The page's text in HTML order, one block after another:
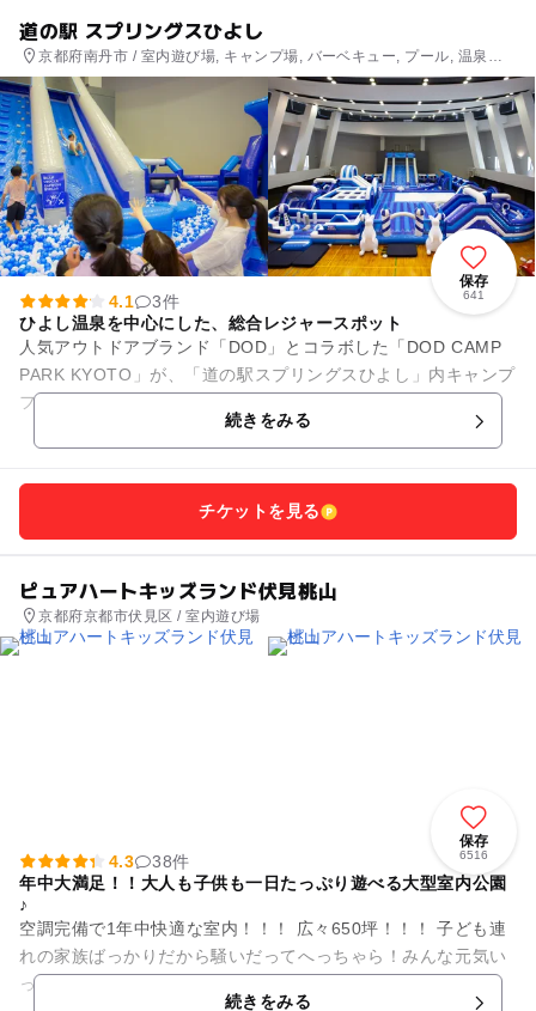
道の駅 スプリングスひよし
京都府南丹市 / 室内遊び場, キャンプ場, バーベキュー, プール, 温泉・
銭湯, 道の駅
保存
641
4.1
3件
ひよし温泉を中心にした、総合レジャースポット
人気アウトドアブランド「DOD」とコラボした「DOD CAMP
PARK KYOTO」が、「道の駅スプリングスひよし」内キャンプ
続きをみる
チケットを見る
ピュアハートキッズランド伏見桃山
京都府京都市伏見区 / 室内遊び場
保存
6516
4.3
38件
年中大満足！！大人も子供も一日たっぷり遊べる大型室内公園
♪
空調完備で1年中快適な室内！！！ 広々650坪！！！ 子ども連
れの家族ばっかりだから騒いだってへっちゃら！みんな元気い
続きをみる